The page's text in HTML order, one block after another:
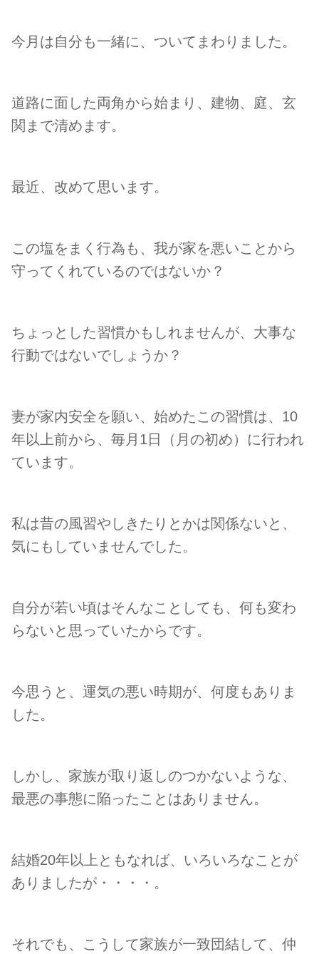
今月は自分も一緒に、ついてまわりました。
道路に面した両角から始まり、建物、庭、玄
関まで清めます。
最近、改めて思います。
この塩をまく行為も、我が家を悪いことから
守ってくれているのではないか？
ちょっとした習慣かもしれませんが、大事な
行動ではないでしょうか？
妻が家内安全を願い、始めたこの習慣は、10
年以上前から、毎月1日（月の初め）に行われ
ています。
私は昔の風習やしきたりとかは関係ないと、
気にもしていませんでした。
自分が若い頃はそんなことしても、何も変わ
らないと思っていたからです。
今思うと、運気の悪い時期が、何度もありま
した。
しかし、家族が取り返しのつかないような、
最悪の事態に陥ったことはありません。
結婚20年以上ともなれば、いろいろなことが
ありましたが・・・・。
それでも、こうして家族が一致団結して、仲